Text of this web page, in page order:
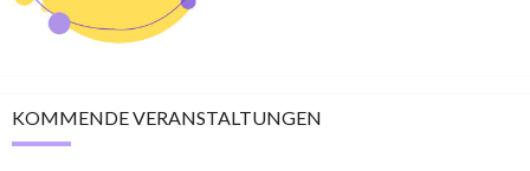
KOMMENDE VERANSTALTUNGEN